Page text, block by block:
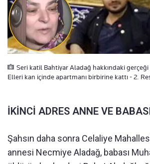
Seri katil Bahtiyar Aladağ hakkındaki gerçeği
Elleri kan içinde apartmanı birbirine kattı - 2.
İKİNCİ ADRES ANNE VE
Şahsın daha sonra Celaliye
annesi Necmiye Aladağ, babası